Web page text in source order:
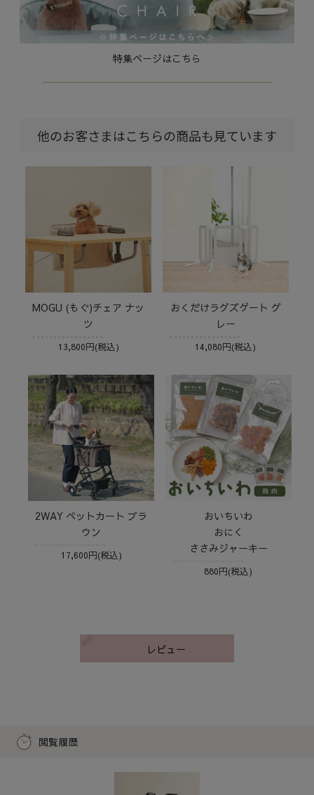
特集ページはこちら
他のお客さまはこちらの商品も見ています
MOGU (もぐ)チェア ナッ
ツ
13,800円(税込)
おくだけラグズゲート グ
レー
14,080円(税込)
2WAY ペットカート ブラ
ウン
17,600円(税込)
おいちいわ
おにく
ささみジャーキー
880円(税込)
レビュー
閲覧履歴